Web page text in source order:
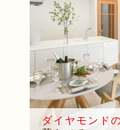
ダイヤモンド